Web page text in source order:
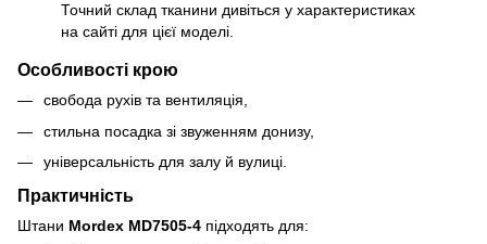
Точний склад тканини дивіться у характеристиках
на сайті для цієї моделі.
Особливості крою
свобода рухів та вентиляція,
стильна посадка зі звуженням донизу,
універсальність для залу й вулиці.
Практичність
Штани Mordex MD7505-4 підходять для: